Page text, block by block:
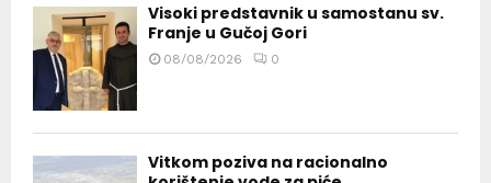
Visoki predstavnik u samostanu sv.
Franje u Gučoj Gori
08/08/2026 0
Vitkom poziva na racionalno